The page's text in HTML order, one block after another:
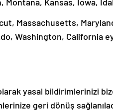
Massachusetts,
Washington, California
yasal bildirimlerinizi
geri dönüş